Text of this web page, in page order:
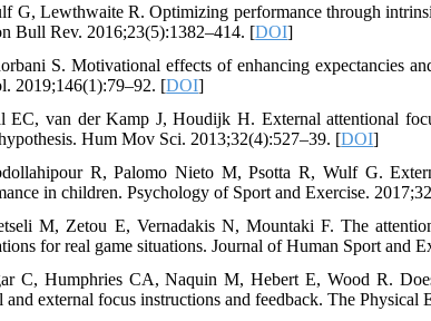
G, Lewthwaite R. Optimizing performance through
Bull Rev. 2016;23(5):1382–414. [DOI]
S. Motivational effects of enhancing expectancies
2019;146(1):79–92. [DOI]
EC, van der Kamp J, Houdijk H. External attentional
Hum Mov Sci. 2013;32(4):527–39. [DOI]
R, Palomo Nieto M, Psotta R, Wulf G.
in children. Psychology of Sport and Exercise.
M, Zetou E, Vernadakis N, Mountaki F. The
for real game situations. Journal of Human Sport and
C, Humphries CA, Naquin M, Hebert E, Wood R.
and external focus instructions and feedback. The Physical